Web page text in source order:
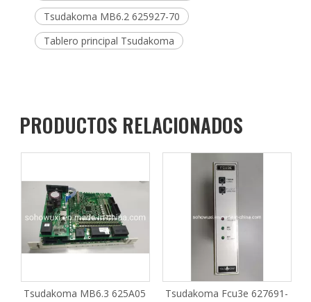
Tsudakoma MB6.2 625927-70
Tablero principal Tsudakoma
PRODUCTOS RELACIONADOS
Tsudakoma MB6.3 625A05
Tsudakoma Fcu3e 627691-